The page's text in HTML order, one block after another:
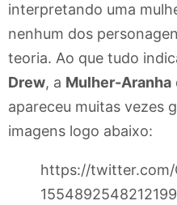
interpretando uma
nenhum dos
teoria. Ao que tudo
Drew, a Mulher-Aranha
apareceu muitas vezes
imagens logo abaixo:
https://twitter.com/